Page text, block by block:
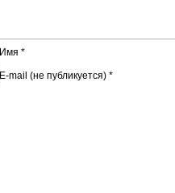
Имя *
E-mail (не публикуется) *